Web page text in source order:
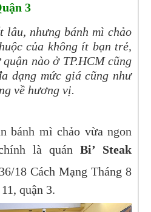
3
lâu, nhưng bánh mì chảo
của không ít bạn trẻ,
nào ở TP.HCM cũng
dạng mức giá cũng như
về hương vị.
bánh mì chảo vừa ngon
là quán Bi’ Steak
18 Cách Mạng Tháng 8
quận 3.